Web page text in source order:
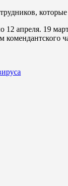
12 апреля. 19
комендантского